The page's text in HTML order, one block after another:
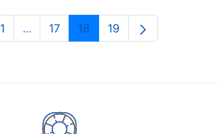
Páxina
1 ...Páxinas intermedias Use pestaña
Páxina
17 Páxina
18 Páxina
19